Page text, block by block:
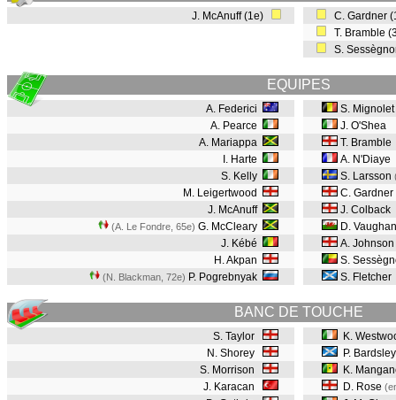
J. McAnuff (1e)
C. Gardner
T. Bramble
S.
EQUIPES
A. Federici
A. Pearce
A. Mariappa
I. Harte
S. Kelly
M. Leigertwood
J. McAnuff
(A. Le Fondre, 65e) G. McCleary
J. Kébé
H. Akpan
(N. Blackman, 72e) P. Pogrebnyak
S. Mignolet
J. O'Shea
T. Bramble
A. N'Diaye
S. Larsson
C. Gardner
J. Colback
D.
A. Johnson
S.
S. Fletcher
BANC DE TOUCHE
S. Taylor
N. Shorey
S. Morrison
J. Karacan
K.
P. Bardsley
K.
D. Rose